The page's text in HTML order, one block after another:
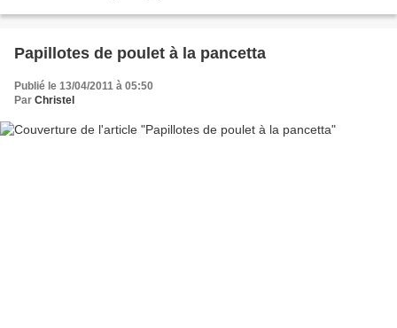
Papillotes de poulet à la pancetta
Publié le 13/04/2011 à 05:50
Par Christel